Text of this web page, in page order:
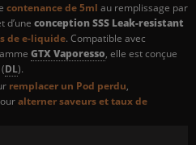
contenance de 5ml au remplissage par
d’une conception SSS Leak-resistant
de e-liquide. Compatible avec
GTX Vaporesso, elle est conçue
(DL).
remplacer un Pod perdu,
alterner saveurs et taux de